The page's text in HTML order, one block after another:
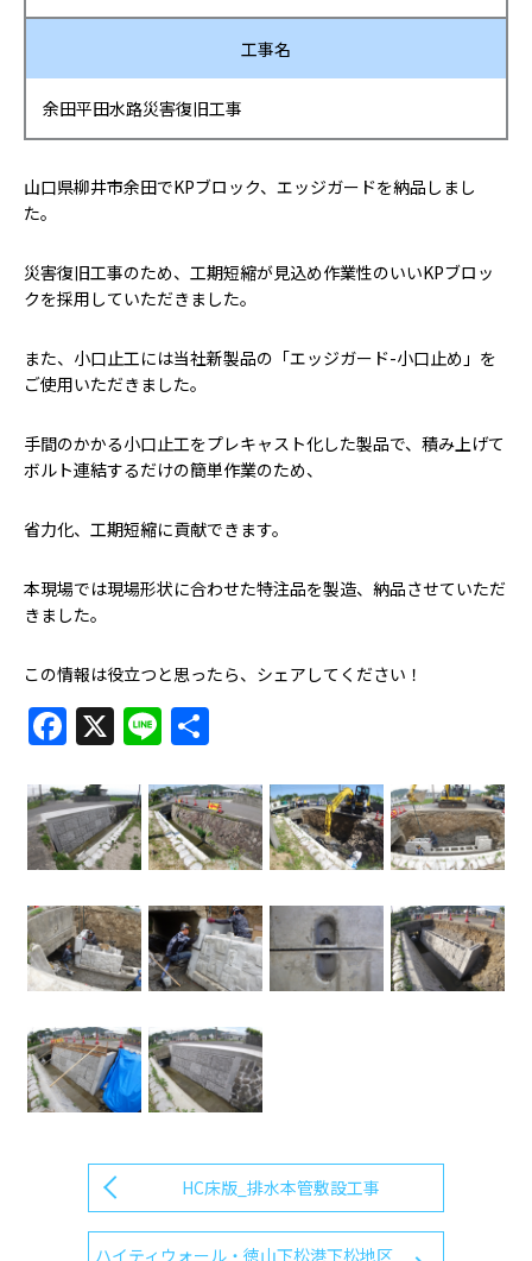
工事名
余田平田水路災害復旧工事
山口県柳井市余田でKPブロック、エッジガードを納品しまし
た。
災害復旧工事のため、工期短縮が見込め作業性のいいKPブロッ
クを採用していただきました。
また、小口止工には当社新製品の「エッジガード-小口止め」を
ご使用いただきました。
手間のかかる小口止工をプレキャスト化した製品で、積み上げて
ボルト連結するだけの簡単作業のため、
省力化、工期短縮に貢献できます。
本現場では現場形状に合わせた特注品を製造、納品させていただ
きました。
この情報は役立つと思ったら、シェアしてください！
Facebook
X Line
HC床版_排水本管敷設工事
ハイティウォール・徳山下松港下松地区